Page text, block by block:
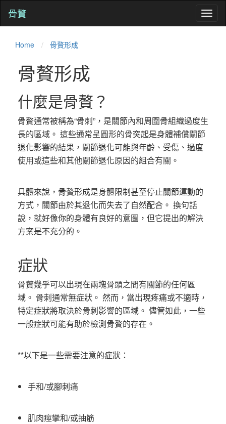
骨贅
Home 骨贅形成
骨贅形成
什麼是骨贅？
骨贅通常被稱為“骨刺”，是關節內和周圍骨組織過度生
長的區域。 這些通常呈圓形的骨突起是身體補償關節
退化影響的結果，關節退化可能與年齡、受傷、過度
使用或這些和其他關節退化原因的組合有關。
具體來說，骨贅形成是身體限制甚至停止關節運動的
方式，關節由於其退化而失去了自然配合。 換句話
說，就好像你的身體有良好的意圖，但它提出的解決
方案是不充分的。
症狀
骨贅幾乎可以出現在兩塊骨頭之間有關節的任何區
域。 骨刺通常無症狀。 然而，當出現疼痛或不適時，
特定症狀將取決於骨刺影響的區域。 儘管如此，一些
一般症狀可能有助於檢測骨贅的存在。
**以下是一些需要注意的症狀：
手和/或腳刺痛
肌肉痙攣和/或抽筋